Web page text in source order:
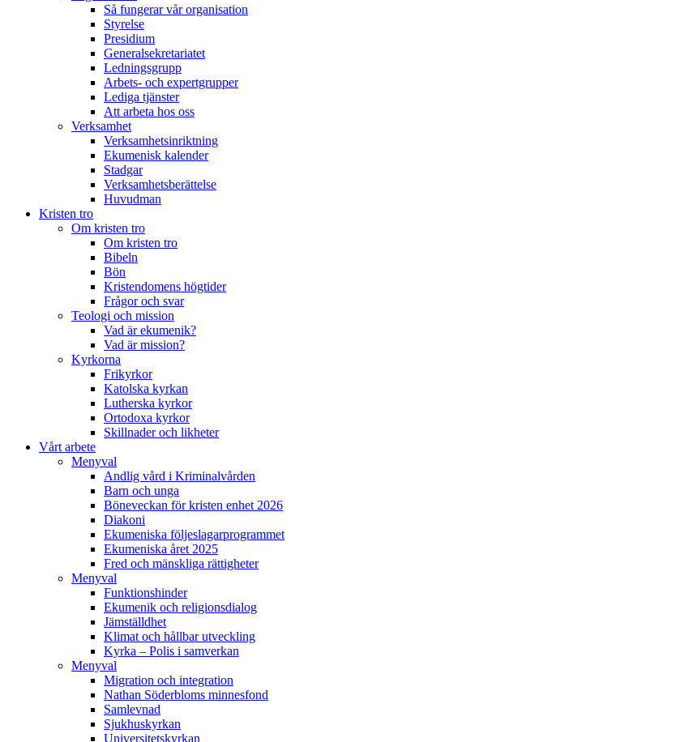
Så fungerar vår organisation
Styrelse
Presidium
Generalsekretariatet
Ledningsgrupp
Arbets- och expertgrupper
Lediga tjänster
Att arbeta hos oss
Verksamhet
Verksamhetsinriktning
Ekumenisk kalender
Stadgar
Verksamhetsberättelse
Huvudman
Kristen tro
Om kristen tro
Om kristen tro
Bibeln
Bön
Kristendomens högtider
Frågor och svar
Teologi och mission
Vad är ekumenik?
Vad är mission?
Kyrkorna
Frikyrkor
Katolska kyrkan
Lutherska kyrkor
Ortodoxa kyrkor
Skillnader och likheter
Vårt arbete
Menyval
Andlig vård i Kriminalvården
Barn och unga
Böneveckan för kristen enhet 2026
Diakoni
Ekumeniska följeslagarprogrammet
Ekumeniska året 2025
Fred och mänskliga rättigheter
Menyval
Funktionshinder
Ekumenik och religionsdialog
Jämställdhet
Klimat och hållbar utveckling
Kyrka – Polis i samverkan
Menyval
Migration och integration
Nathan Söderbloms minnesfond
Samlevnad
Sjukhuskyrkan
Universitetskyrkan